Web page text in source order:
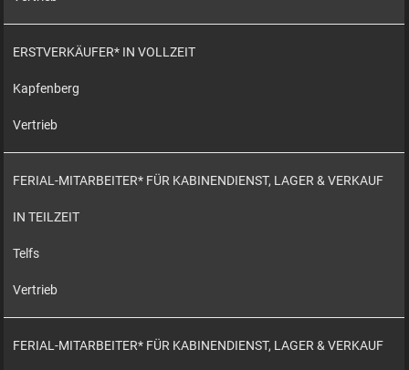
ERSTVERKÄUFER* IN VOLLZEIT
Kapfenberg
Vertrieb
FERIAL-MITARBEITER* FÜR KABINENDIENST, LAGER & VERKAUF
IN TEILZEIT
Telfs
Vertrieb
FERIAL-MITARBEITER* FÜR KABINENDIENST, LAGER & VERKAUF